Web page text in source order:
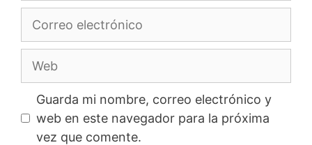
Correo
Web
Guarda mi nombre, correo electrónico y
web en este navegador para la próxima
vez que comente.